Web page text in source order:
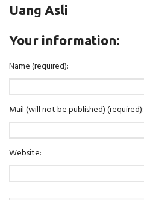
Uang Asli
Your information:
Name (required):
Mail (will not be published) (required):
Website: